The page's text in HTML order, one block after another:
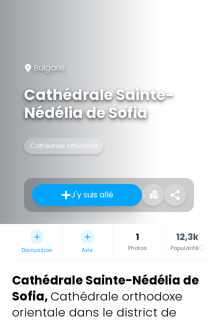
Bulgarie
Cathédrale Sainte-
Nédélia de Sofia
Cathédrale orthodoxe
J'y suis allé
Discussion Avis
1
Photos
12,3k
Popularité
Cathédrale Sainte-Nédélia de
Sofia, Cathédrale orthodoxe
orientale dans le district de